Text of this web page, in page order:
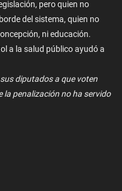
pero quien no
del sistema, quien no
ni educación.
a la salud público ayudó a
diputados a que voten
la penalización no ha servido